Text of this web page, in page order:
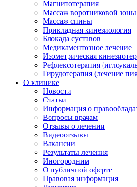
Магнитотерапия
Массаж воротниковой
Массаж спины
Прикладная кинезиология
Блокада суставов
Медикаментозное лечение
Изометрическая
Рефлексотерапия
Гирудотерапия (лечение
О клинике
Новости
Статьи
Информация о
Вопросы врачам
Отзывы о лечении
Видеоотзывы
Вакансии
Результаты лечения
Иногородним
О публичной оферте
Правовая информация